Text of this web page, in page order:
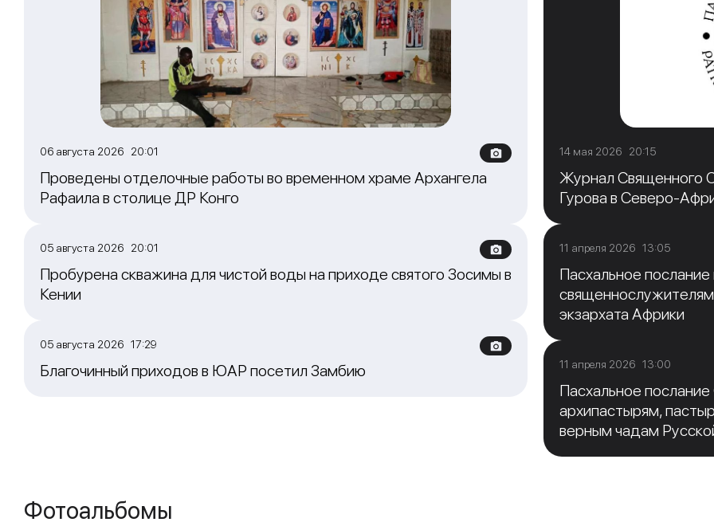
06 августа 2026 20:01
Проведены отделочные работы во временном храме Архангела
Рафаила в столице ДР Конго
05 августа 2026 20:01
Пробурена скважина для чистой воды на приходе святого Зосимы в
Кении
05 августа 2026 17:29
Благочинный приходов в ЮАР посетил Замбию
14 мая 2026 20:15
Журнал Священного
Гурова в Северо-
11 апреля 2026 13:05
Пасхальное
экзархата Африки
11 апреля 2026 13:00
Пасхальное
архипастырям,
верным чадам
Фотоальбомы